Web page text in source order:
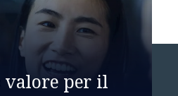
Global
il settore
un punto di svolta,
crescono più
resilienza
valore per il